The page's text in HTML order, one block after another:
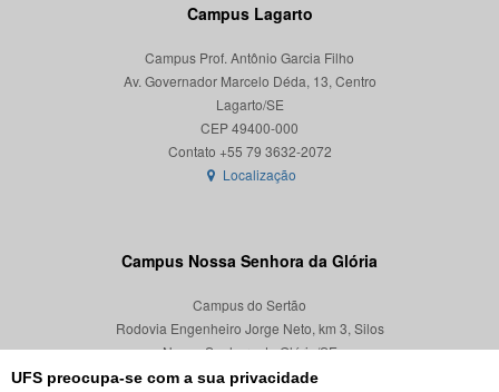
UFS preocupa-se com a sua privacidade
Campus Lagarto
Campus Prof. Antônio Garcia Filho
Av. Governador Marcelo Déda, 13, Centro
Lagarto/SE
CEP 49400-000
Localização
Campus Nossa Senhora da Glória
Campus do Sertão
Rodovia Engenheiro Jorge Neto, km 3, Silos
Nossa Senhora da Glória/SE
CEP 49680-000